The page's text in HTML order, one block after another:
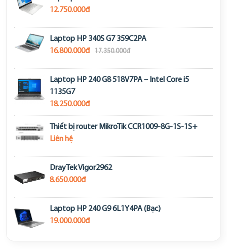
12.750.000đ
Laptop HP 340S G7 359C2PA
16.800.000đ
17.350.000đ
Laptop HP 240 G8 518V7PA – Intel Core i5
1135G7
18.250.000đ
Thiết bị router MikroTik CCR1009-8G-1S-1S+
Liên hệ
DrayTek Vigor2962
8.650.000đ
Laptop HP 240 G9 6L1Y4PA (Bạc)
19.000.000đ